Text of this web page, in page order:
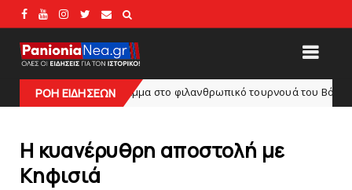
ΡΟΗ ΕΙΔΗΣΕΩΝ
πρόγραμμα στο φιλανθρωπικό τουρνουά του Bόλου HEADLINES
H κυανέρυθρη αποστολή με
Κηφισιά